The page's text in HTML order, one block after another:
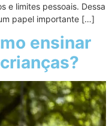
e limites pessoais. Dessa
papel importante […]
ensinar